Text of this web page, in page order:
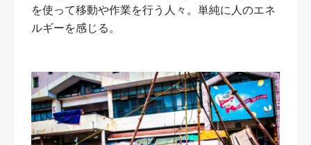
を使って移動や作業を行う人々。単純に人のエネ
ルギーを感じる。